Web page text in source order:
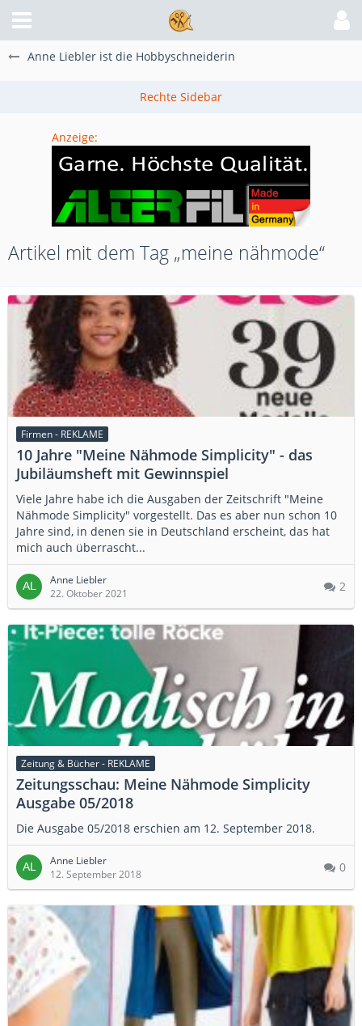
Anne Liebler ist die Hobbyschneiderin
Anzeige:
Artikel mit dem Tag „meine nähmode“
Firmen - REKLAME
10 Jahre "Meine Nähmode Simplicity" - das
Jubiläumsheft mit Gewinnspiel
Viele Jahre habe ich die Ausgaben der Zeitschrift "Meine
Nähmode Simplicity" vorgestellt. Das es aber nun schon 10
Jahre sind, in denen sie in Deutschland erscheint, das hat
mich auch überrascht...
Anne Liebler
22. Oktober 2021
2
Zeitung & Bücher - REKLAME
Zeitungsschau: Meine Nähmode Simplicity
Ausgabe 05/2018
Die Ausgabe 05/2018 erschien am 12. September 2018.
Anne Liebler
12. September 2018
0